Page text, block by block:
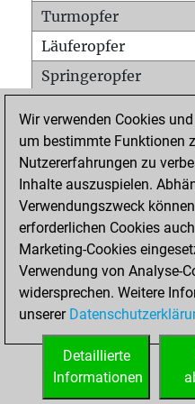
Turmopfer
Läuferopfer
Springeropfer
Matt auf vollem Brett
Bauer setzt Matt
Erstickte Matts
Unterverwandlungen
Türme auf der
STARTSEITE
Wir verwenden Cookies
um bestimmte Funktionen
Nutzererfahrungen zu
Inhalte auszuspielen.
Verwendungszweck
erforderlichen Cookies
Marketing-Cookies
Verwendung von Analyse-
widersprechen. Weitere
unserer
Detaillierte
Informationen